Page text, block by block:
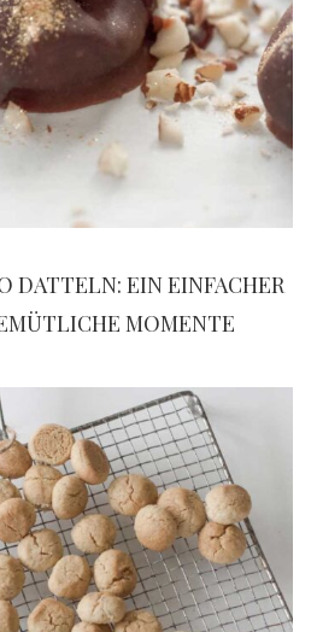
DATTELN: EIN EINFACHER
MOMENTE